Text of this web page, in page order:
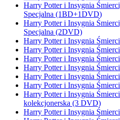
Harry Potter i Insygnia
Specjalna (1BD+1DVD)
Harry Potter i Insygnia
Specjalna (2DVD)
Harry Potter i Insygnia
Harry Potter i Insygnia
Harry Potter i Insygnia
Harry Potter i Insygnia
Harry Potter i Insygnia
Harry Potter i Insygnia
Harry Potter i Insygnia
kolekcjonerska (3 DVD)
Harry Potter i Insygnia